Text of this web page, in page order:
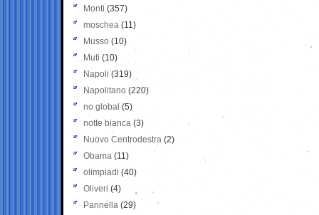
Monti (357)
moschea (11)
Musso (10)
Muti (10)
Napoli (319)
Napolitano (220)
no global (5)
notte bianca (3)
Nuovo Centrodestra (2)
Obama (11)
olimpiadi (40)
Oliveri (4)
Pannella (29)